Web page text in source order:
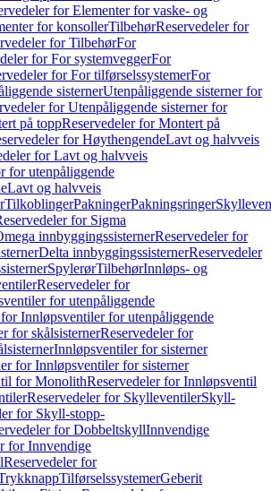
for Elementer for vaske- og
for konsollerTilbehørReservedeler for
for TilbehørFor
for For systemveggerFor
for For tilførselssystemerFor
sisternerUtenpåliggende sisterner for
for Utenpåliggende sisterner for
på toppReservedeler for Montert på
for HøythengendeLavt og halvveis
for Lavt og halvveis
for utenpåliggende
Lavt og halvveis
TilkoblingerPakningerPakningsringer
for Sigma
innbyggingssisternerReservedeler for
Delta innbyggingssisternerReservedeler
SpylerørTilbehørInnløps- og
Reservedeler for
for utenpåliggende
Innløpsventiler for utenpåliggende
for skålsisternerReservedeler for
Innløpsventiler for sisterner
for Innløpsventiler for sisterner
for MonolithReservedeler for Innløpsventil
Reservedeler for SkylleventilerSkyll-
for Skyll-stopp-
for DobbeltskyllInnvendige
for Innvendige
Reservedeler for
TilførselssystemerGeberit